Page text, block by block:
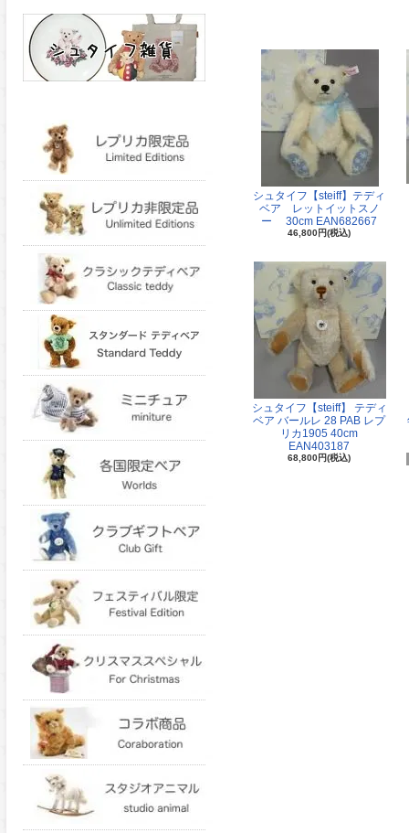
シュタイフ【steiff】テディ
ベア レットイットスノ
ー 30cm EAN682667
46,800円(税込)
シュタイフ【steiff】 テディ
ベア バールレ 28 PAB レプ
リカ1905 40cm
EAN403187
68,800円(税込)